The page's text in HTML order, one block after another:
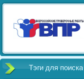
Тэги для поиска